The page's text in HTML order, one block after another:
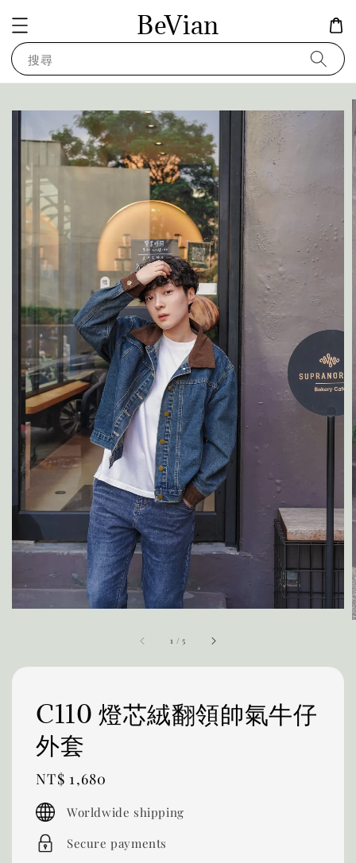
BeVian
搜尋
1 /5
C110 燈芯絨翻領帥氣牛仔
外套
Regular
price
NT$ 1,680
Worldwide shipping
Secure payments